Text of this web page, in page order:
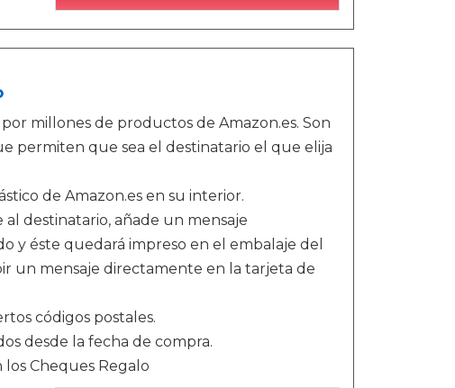
millones de productos de Amazon.es. Son
permiten que sea el destinatario el que elija
de Amazon.es en su interior.
destinatario, añade un mensaje
y éste quedará impreso en el embalaje del
un mensaje directamente en la tarjeta de
códigos postales.
desde la fecha de compra.
Cheques Regalo